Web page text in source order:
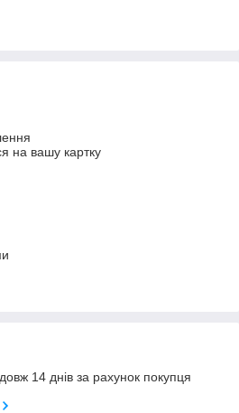
на вашу картку
14 днів за рахунок покупця